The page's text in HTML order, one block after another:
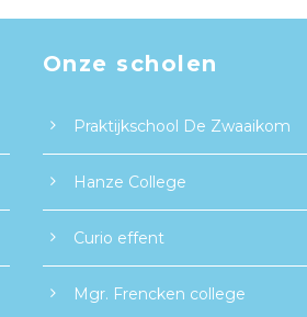
Onze scholen
Praktijkschool De Zwaaikom
Hanze College
Curio effent
Mgr. Frencken college